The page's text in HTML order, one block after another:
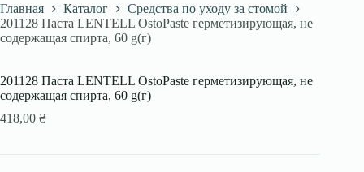
Главная Каталог
Средства по уходу за стомой
201128 Паста LENTELL OstoPaste герметизирующая, не
содержащая спирта, 60 g(г)
201128 Паста LENTELL OstoPaste герметизирующая, не
содержащая спирта, 60 g(г)
418,00 ₴